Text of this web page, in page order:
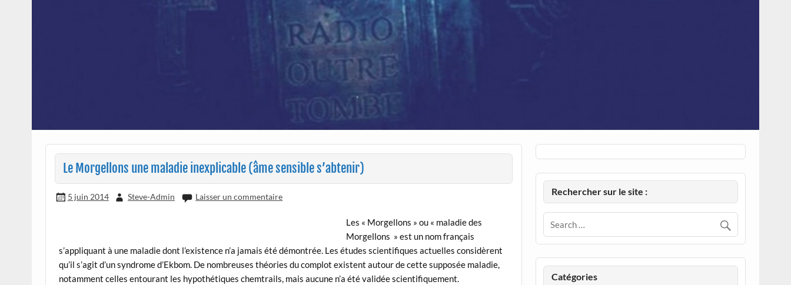
Le Morgellons une maladie inexplicable (âme sensible s’abtenir)
5 juin 2014 Steve-Admin Laisser un commentaire
Les « Morgellons » ou « maladie des
Morgellons » est un nom français
s’appliquant à une maladie dont l’existence n’a jamais été démontrée. Les études scientifiques actuelles considèrent
qu’il s’agit d’un syndrome d’Ekbom. De nombreuses théories du complot existent autour de cette supposée maladie,
notamment celles entourant les hypothétiques chemtrails, mais aucune n’a été validée scientifiquement.
Rechercher sur le site :
Catégories